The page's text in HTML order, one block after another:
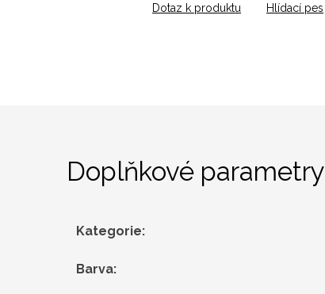
Dotaz k produktu Hlídací pes
Doplňkové parametry
Kategorie:
Barva: